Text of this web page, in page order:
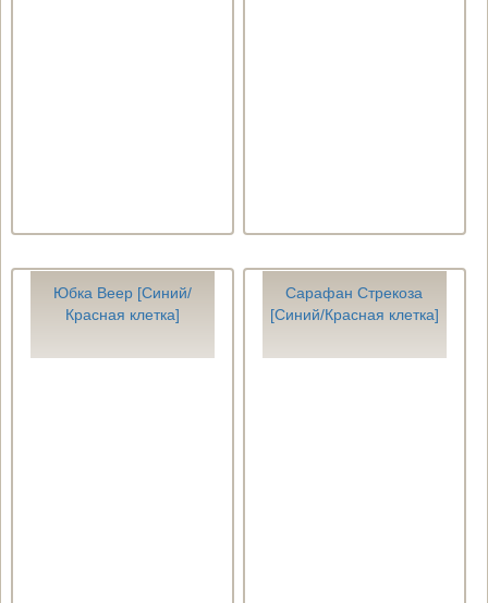
Юбка Веер [Синий/
Красная клетка]
Сарафан Стрекоза
[Синий/Красная клетка]